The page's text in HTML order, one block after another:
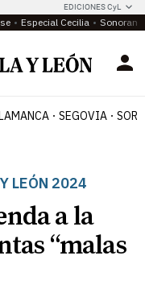
EDICIONES CyL
Especial Cecilia
SEGOVIA
LEÓN 2024
a la
“malas